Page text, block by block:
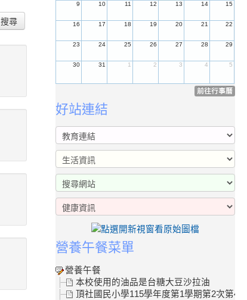
搜尋
9 10 11 12 13 14 15
16 17 18 19 20 21 22
23 24 25 26 27 28 29
30 31 1 2 3 4 5
前往行事曆
好站連結
營養午餐菜單
營養午餐
本校使用的油品是台糖大豆沙拉油
頂社國民小學115學年度第1學期第2次第4